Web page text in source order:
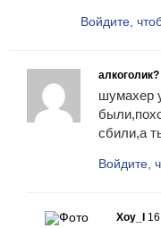
Войдите,
алкоголик?
шумахер
сбили,а
Войдите,
Xoy_I